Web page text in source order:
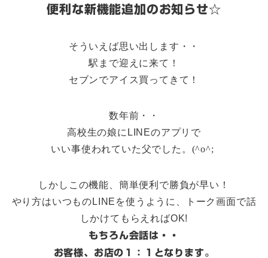
便利な新機能追加のお知らせ☆
そういえば思い出します・・
駅まで迎えに来て！
セブンでアイス買ってきて！
数年前・・
高校生の娘にLINEのアプリで
いい事使われていた父でした。 (^o^;
しかしこの機能、簡単便利で勝負が早い！
やり方はいつものLINEを使うように、トーク画面で話
しかけてもらえればOK!
もちろん会話は・・
お客様、お店の１：１となります。